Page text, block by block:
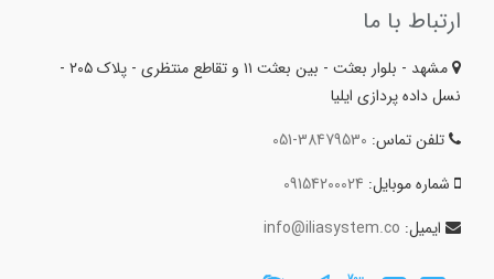
ارتباط با ما
مشهد - بلوار بعثت - بین بعثت ۱۱ و تقاطع منتظری - پلاک ۲۰۵ -
نسل داده پردازی ایلیا
تلفن تماس: 051-38479530
شماره موبایل: 09154200024
ایمیل: info@iliasystem.co